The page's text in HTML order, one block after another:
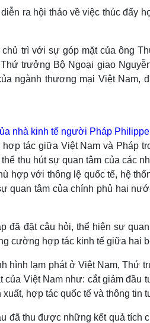
ra hội thảo về việc thúc đẩy
trì với sự góp mặt của ông
trưởng Bộ Ngoại giao
ngành thương mại Việt Nam,
nhà kinh tế người Pháp
tác giữa Việt Nam và Pháp
thu hút sự quan tâm của các
hợp với thông lệ quốc tế, hệ
quan tâm của chính phủ hai
đã đặt câu hỏi, thể hiện sự
cường hợp tác kinh tế giữa hai
hình lạm phát ở Việt Nam, Thứ
Việt Nam như: cắt giảm đầu
hợp tác quốc tế và thông tin
đã thu được những kết quả tích